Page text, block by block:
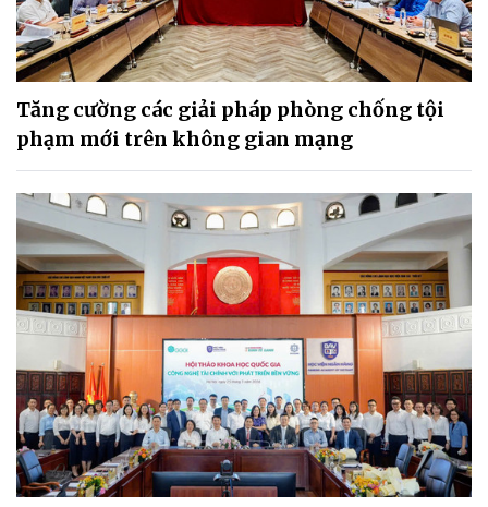
Tăng cường các giải pháp phòng chống tội
phạm mới trên không gian mạng